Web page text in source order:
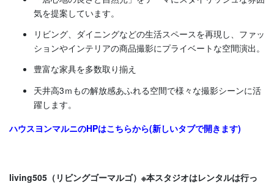
気を提案しています。
リビング、ダイニングなどの生活スペースを再現し、 ファッ
ションやインテリアの商品撮影にプライベートな空間演出。
豊富な家具を多数取り揃え
天井高3ｍもの解放感あふれる空間で様々な撮影シーンに活
躍します。
ハウスヨンマルニのHPはこちらから(新しいタブで開きます)
living505（リビングゴーマルゴ）※本スタジオはレンタルは行っ